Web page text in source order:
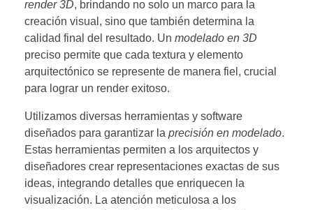
render 3D, brindando no solo un marco para la
creación visual, sino que también determina la
calidad final del resultado. Un modelado en 3D
preciso permite que cada textura y elemento
arquitectónico se represente de manera fiel, crucial
para lograr un render exitoso.
Utilizamos diversas herramientas y software
diseñados para garantizar la precisión en modelado.
Estas herramientas permiten a los arquitectos y
diseñadores crear representaciones exactas de sus
ideas, integrando detalles que enriquecen la
visualización. La atención meticulosa a los